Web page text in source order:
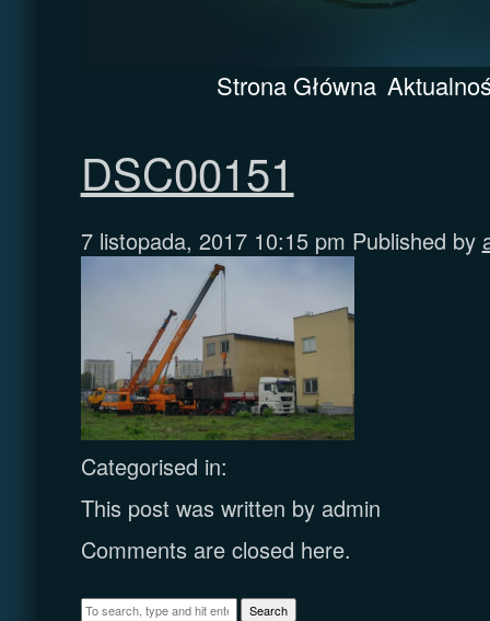
Strona Główna
DSC00151
7 listopada, 2017 10:15 pm Published by
Categorised in:
This post was written by admin
Comments are closed here.
Search